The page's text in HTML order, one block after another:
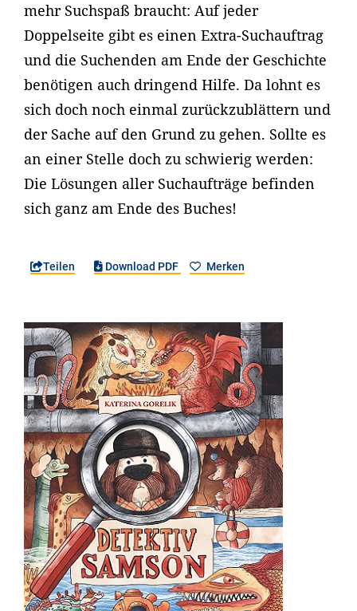
mehr Suchspaß braucht: Auf jeder
Doppelseite gibt es einen Extra-Suchauftrag
und die Suchenden am Ende der Geschichte
benötigen auch dringend Hilfe. Da lohnt es
sich doch noch einmal zurückzublättern und
der Sache auf den Grund zu gehen. Sollte es
an einer Stelle doch zu schwierig werden:
Die Lösungen aller Suchaufträge befinden
sich ganz am Ende des Buches!
Teilen Download PDF Merken